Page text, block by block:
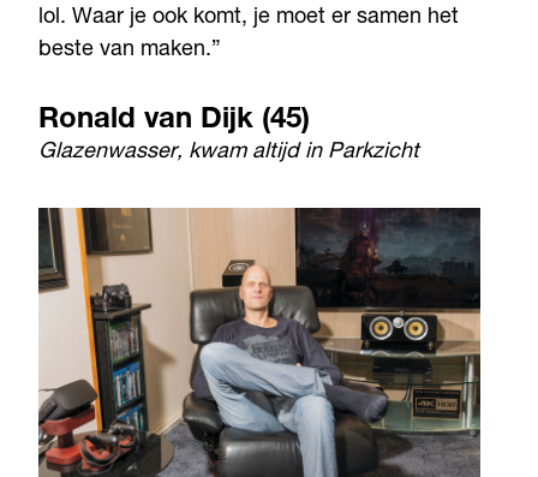
lol. Waar je ook komt, je moet er samen het
beste van maken.”
Ronald van Dijk (45)
Glazenwasser, kwam altijd in Parkzicht